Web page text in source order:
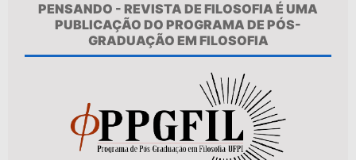
PENSANDO - REVISTA DE FILOSOFIA É UMA
PUBLICAÇÃO DO PROGRAMA DE PÓS-
GRADUAÇÃO EM FILOSOFIA